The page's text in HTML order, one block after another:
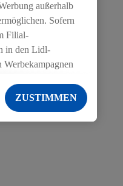
außerhalb
Sofern
Filial-
in den Lidl-
Diensten
der Lidl-Dienste,
Geschlecht -
Zielgruppen
ZUSTIMMEN